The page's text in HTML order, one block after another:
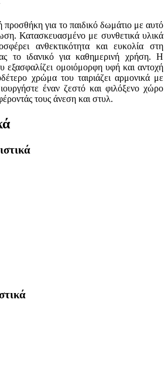
προσθήκη για το παιδικό δωμάτιο με αυτό
Κατασκευασμένο με συνθετικά υλικά
ανθεκτικότητα και ευκολία στη
το ιδανικό για καθημερινή χρήση. Η
εξασφαλίζει ομοιόμορφη υφή και αντοχή
χρώμα του ταιριάζει αρμονικά με
έναν ζεστό και φιλόξενο χώρο
τους άνεση και στυλ.